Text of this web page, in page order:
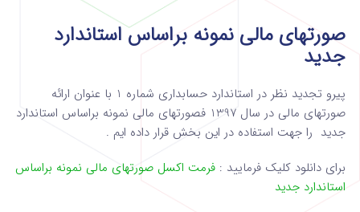
صورتهای مالی نمونه براساس استاندارد
جدید
پیرو تجدید نظر در استاندارد حسابداری شماره 1 با عنوان ارائه
صورتهای مالی در سال 1397 فصورتهای مالی نمونه براساس استاندارد
جدید را جهت استفاده در این بخش قرار داده ایم .
برای دانلود کلیک فرمایید : فرمت اکسل صورتهای مالی نمونه براساس
استاندارد جدید